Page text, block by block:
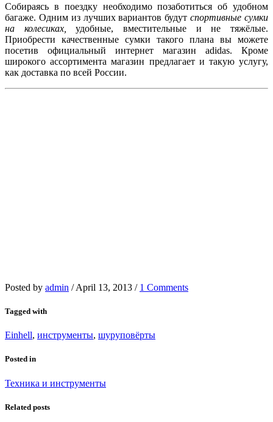
Собираясь в поездку необходимо позаботиться об удобном
багаже. Одним из лучших вариантов будутспортивные сумки
на колесиках,удобные, вместительные и не тяжёлые.
Приобрести качественные сумки такого плана вы можете
посетив официальный интернет магазин adidas. Кроме
широкого ассортимента магазин предлагает и такую услугу,
как доставка по всей России.
Posted by admin / April 13, 2013 / 1 Comments
Tagged with
Einhell, инструменты, шуруповёрты
Posted in
Техника и инструменты
Related posts